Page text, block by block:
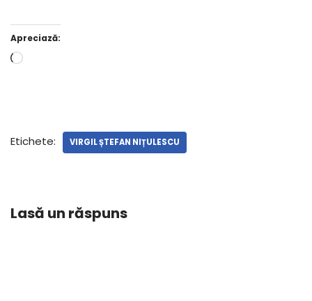
Apreciază:
Etichete: VIRGIL ȘTEFAN NIȚULESCU
Lasă un răspuns